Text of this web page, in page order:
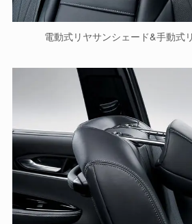
電動式リヤサンシェード&手動式